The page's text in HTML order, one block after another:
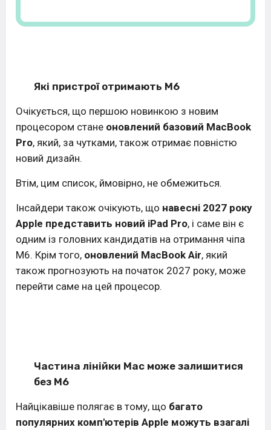
Які пристрої отримають M6
Очікується, що першою новинкою з новим
процесором стане оновлений базовий MacBook
Pro, який, за чутками, також отримає повністю
новий дизайн.
Втім, цим список, ймовірно, не обмежиться.
Інсайдери також очікують, що навесні 2027 року
Apple представить новий iPad Pro, і саме він є
одним із головних кандидатів на отримання чіпа
M6. Крім того, оновлений MacBook Air, який
також прогнозують на початок 2027 року, може
перейти саме на цей процесор.
Частина лінійки Mac може залишитися
без M6
Найцікавіше полягає в тому, що багато
популярних комп'ютерів Apple можуть взагалі